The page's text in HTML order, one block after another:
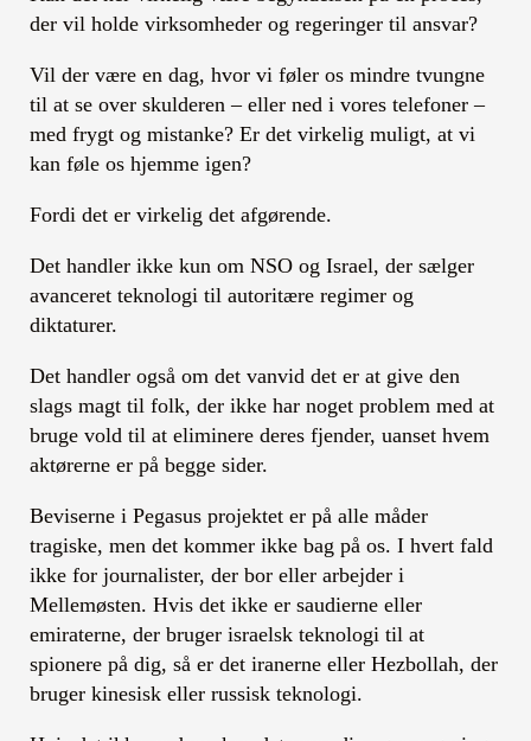
der vil holde virksomheder og regeringer til ansvar?
Vil der være en dag, hvor vi føler os mindre tvungne
til at se over skulderen – eller ned i vores telefoner –
med frygt og mistanke? Er det virkelig muligt, at vi
kan føle os hjemme igen?
Fordi det er virkelig det afgørende.
Det handler ikke kun om NSO og Israel, der sælger
avanceret teknologi til autoritære regimer og
diktaturer.
Det handler også om det vanvid det er at give den
slags magt til folk, der ikke har noget problem med at
bruge vold til at eliminere deres fjender, uanset hvem
aktørerne er på begge sider.
Beviserne i Pegasus projektet er på alle måder
tragiske, men det kommer ikke bag på os. I hvert fald
ikke for journalister, der bor eller arbejder i
Mellemøsten. Hvis det ikke er saudierne eller
emiraterne, der bruger israelsk teknologi til at
spionere på dig, så er det iranerne eller Hezbollah, der
bruger kinesisk eller russisk teknologi.